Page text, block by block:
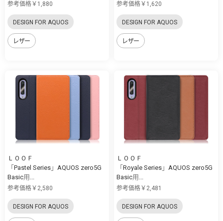
参考価格￥1,880
DESIGN FOR AQUOS
レザー
参考価格￥1,620
DESIGN FOR AQUOS
レザー
ＬＯＯＦ
「Pastel Series」AQUOS zero5G
Basic用...
参考価格￥2,580
DESIGN FOR AQUOS
ＬＯＯＦ
「Royale Series」AQUOS zero5G
Basic用...
参考価格￥2,481
DESIGN FOR AQUOS